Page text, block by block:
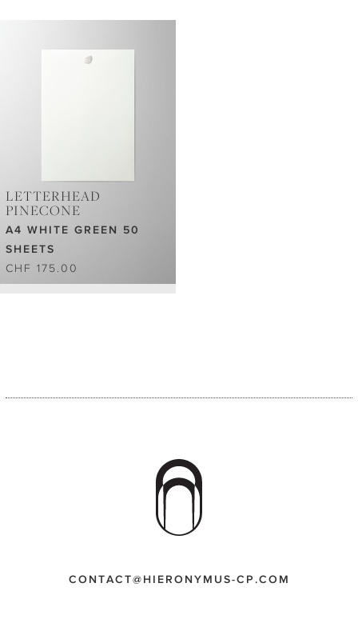
LETTERHEAD
PINECONE
A4 WHITE GREEN 50
SHEETS
CHF 175.00
CONTACT@HIERONYMUS-CP.COM